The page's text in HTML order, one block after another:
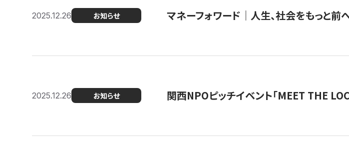
2025.12.26 お知らせ マネーフォワード｜人生、社会をもっと
2025.12.26 お知らせ 関西NPOピッチイベント「MEET THE